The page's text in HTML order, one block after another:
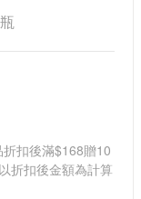
扣後滿$168贈10
折扣後金額為計算